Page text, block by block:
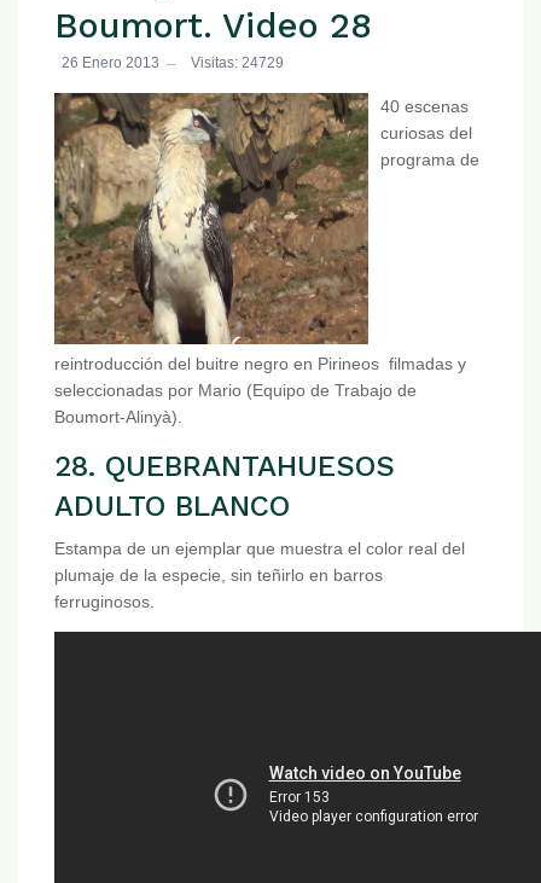
Boumort. Video 28
26 Enero 2013 Visitas: 24729
40 escenas
curiosas del
programa de
reintroducción del buitre negro en Pirineos filmadas y
seleccionadas por Mario (Equipo de Trabajo de
Boumort-Alinyà).
28. QUEBRANTAHUESOS
ADULTO BLANCO
Estampa de un ejemplar que muestra el color real del
plumaje de la especie, sin teñirlo en barros
ferruginosos.